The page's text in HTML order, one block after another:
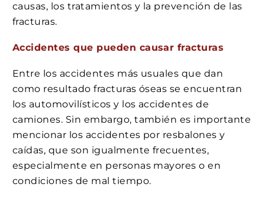
causas, los tratamientos y la prevención de las
fracturas.
Accidentes que pueden causar fracturas
Entre los accidentes más usuales que dan
como resultado fracturas óseas se encuentran
los automovilísticos y los accidentes de
camiones. Sin embargo, también es importante
mencionar los accidentes por resbalones y
caídas, que son igualmente frecuentes,
especialmente en personas mayores o en
condiciones de mal tiempo.